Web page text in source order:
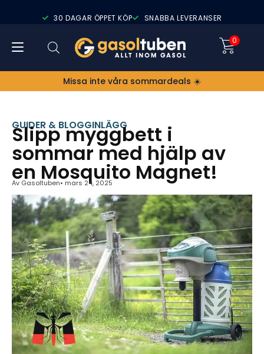
30 DAGAR ÖPPET KÖP SNABBA LEVERANSER
0
Missa inte våra sommardeals ☀️
GUIDER & BLOGGINLÄGG
Slipp myggbett i
sommar med hjälp av
en Mosquito Magnet!
Av Gasoltuben• mars 24, 2025